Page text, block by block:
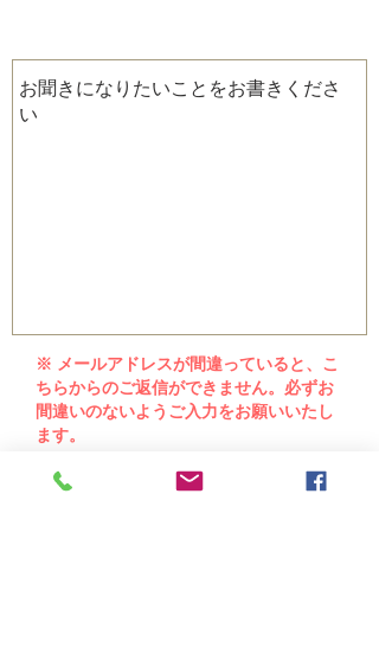
※ メールアドレスが間違っていると、こ
ちらからのご返信ができません。必ずお
間違いのないようご入力をお願いいたし
ます。
送 信